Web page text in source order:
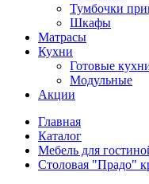
Тумбочки
Шкафы
Матрасы
Кухни
Готовые
Модульные
Акции
Главная
Каталог
Мебель для
Столовая "Прадо"